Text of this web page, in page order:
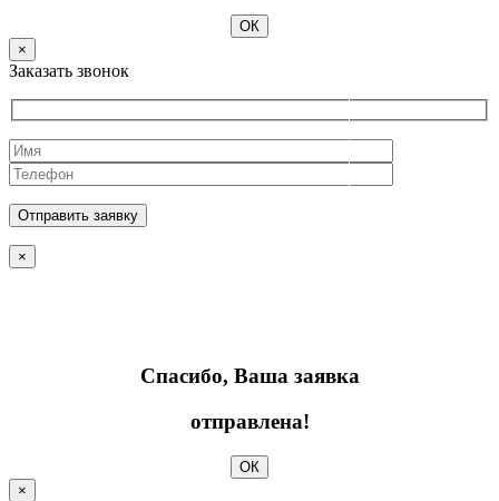
ОК
×
Заказать звонок
×
Спасибо, Ваша заявка
отправлена!
ОК
×